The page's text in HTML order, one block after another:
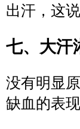
出汗，这
七、大汗
没有明显
缺血的表现